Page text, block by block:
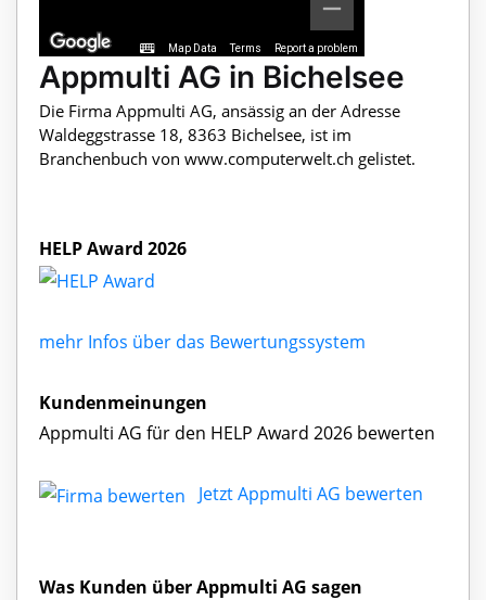
Map Data Terms Report a problem
Appmulti AG in Bichelsee
Die Firma Appmulti AG, ansässig an der Adresse
Waldeggstrasse 18, 8363 Bichelsee, ist im
Branchenbuch von www.computerwelt.ch gelistet.
HELP Award 2026
mehr Infos über das Bewertungssystem
Kundenmeinungen
Appmulti AG für den HELP Award 2026 bewerten
Jetzt Appmulti AG bewerten
Was Kunden über Appmulti AG sagen